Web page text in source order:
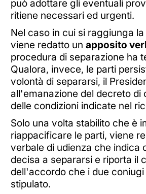
può adottare gli eventuali
ritiene necessari ed urgenti.
Nel caso in cui si raggiunga
viene redatto un apposito
procedura di separazione ha
Qualora, invece, le parti
volontà di separarsi, il
all'emanazione del decreto di
delle condizioni indicate nel
Solo una volta stabilito che è
riappacificare le parti, viene
verbale di udienza che indica
decisa a separarsi e riporta il
dell'accordo che i due
stipulato.